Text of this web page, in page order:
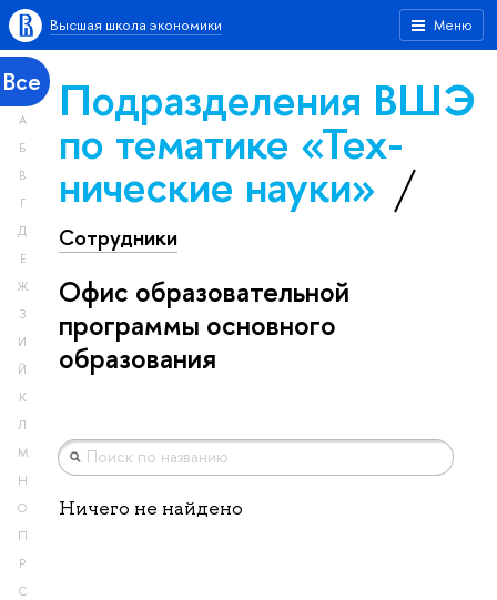
Меню
Высшая школа экономики
Все
А
Б
В
Г
Д
Е
Ж
З
И
Й
К
Л
М
Н
О
П
Р
С
Подразделения ВШЭ
по тематике «Тех­
ничес­кие науки»
Сотрудники
Офис образовательной
программы основного
образования
Ничего не найдено